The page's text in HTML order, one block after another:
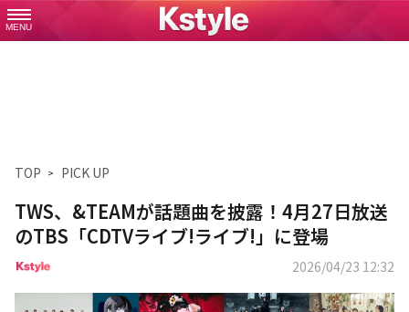
MENU
TOP PICK UP
TWS、&TEAMが話題曲を披露！4月27日放送
のTBS「CDTVライブ!ライブ!」に登場
2026/04/23 12:32